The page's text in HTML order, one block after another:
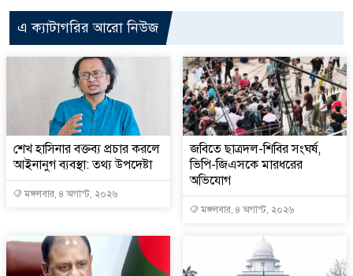
এ ক্যাটাগরির আরো নিউজ
শেখ হাসিনার বক্তব্য প্রচার করলে
আইনানুগ ব্যবস্থা: তথ্য উপদেষ্টা
মঙ্গলবার, ৪ অগাস্ট, ২০২৬
জবিতে ছাত্রদল-শিবির সংঘর্ষ,
ভিপি-জিএসকে মারধরের
অভিযোগ
মঙ্গলবার, ৪ অগাস্ট, ২০২৬